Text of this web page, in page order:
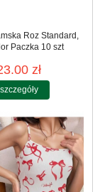
Roz Standard,
Paczka 10 szt
zł
szczegóły